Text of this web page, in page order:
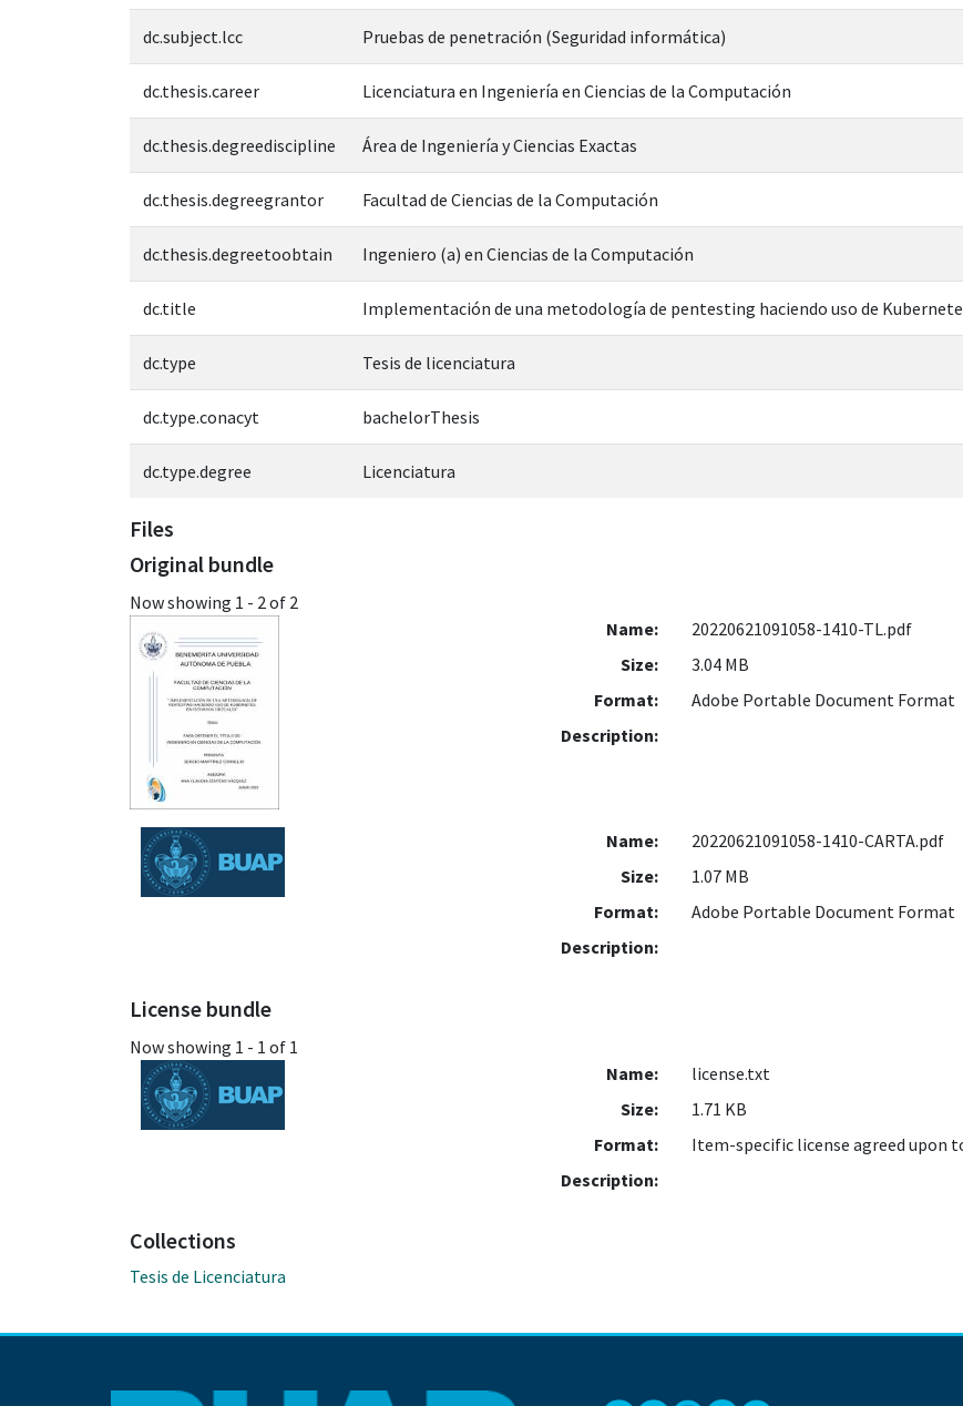
dc.subject.lcc Pruebas de penetración (Seguridad informática)
dc.thesis.career Licenciatura en Ingeniería en Ciencias de la Computación
dc.thesis.degreediscipline Área de Ingeniería y Ciencias Exactas
dc.thesis.degreegrantor Facultad de Ciencias de la Computación
dc.thesis.degreetoobtain Ingeniero (a) en Ciencias de la Computación
dc.title Implementación de una metodología de pentesting haciendo uso de
dc.type Tesis de licenciatura
dc.type.conacyt bachelorThesis
dc.type.degree Licenciatura
Files
Original bundle
Now showing 1 - 2 of 2
Name:
20220621091058-1410-TL.pdf
Size:
3.04 MB
Format:
Adobe Portable Document Format
Description:
Name:
20220621091058-1410-CARTA.pdf
Size:
1.07 MB
Format:
Adobe Portable Document Format
Description:
License bundle
Now showing 1 - 1 of 1
Name:
license.txt
Size:
1.71 KB
Format:
Item-specific license agreed upon
Description:
Collections
Tesis de Licenciatura